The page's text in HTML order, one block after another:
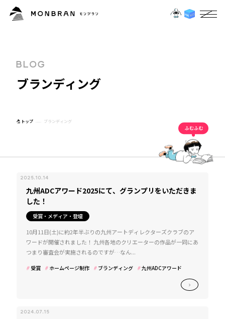
B LOG
ブランディ ング
トップ ブランディング
2025.10.14
九州ADCアワード2025にて、グランプリをいただきま
した！
受賞・メディア・登壇
10月11日(土)に約2年半ぶりの九州アートディレクターズクラブのア
ワードが開催されました！ 九州各地のクリエーターの作品が一同にあ
つまり審査会が実施されるのですが…なん...
受賞 ホームページ制作 ブランディング 九州ADCアワード
2024.07.15